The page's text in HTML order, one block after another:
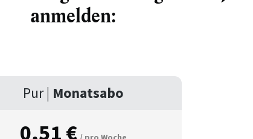
anmelden:
Pur | Monatsabo
0,51 €